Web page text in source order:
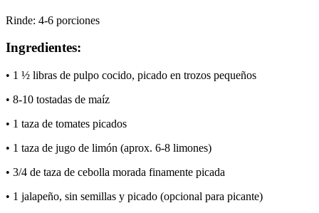
Rinde: 4-6 porciones
Ingredientes:
• 1 ½ libras de pulpo cocido, picado en trozos pequeños
• 8-10 tostadas de maíz
• 1 taza de tomates picados
• 1 taza de jugo de limón (aprox. 6-8 limones)
• 3/4 de taza de cebolla morada finamente picada
• 1 jalapeño, sin semillas y picado (opcional para picante)